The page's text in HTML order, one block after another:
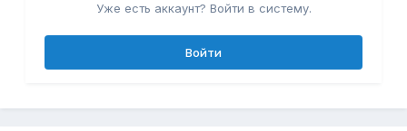
Уже есть аккаунт? Войти в систему.
Войти